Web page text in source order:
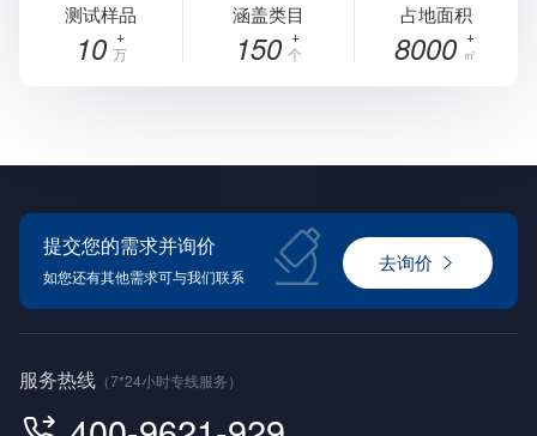
测试样品
10 万
涵盖类目
150 个
占地面积
8000 ㎡
提交您的需求并询价
如您还有其他需求可与我们联系
去询价
服务热线 （7*24小时专线服务）